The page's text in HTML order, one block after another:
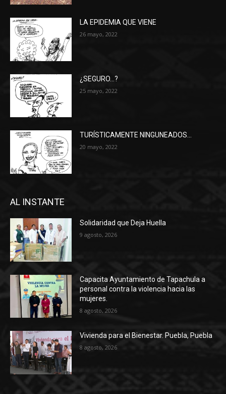
LA EPIDEMIA QUE VIENE
26 mayo, 2022
¿SEGURO…?
25 mayo, 2022
TURÍSTICAMENTE NINGUNEADOS…
20 mayo, 2022
AL INSTANTE
Solidaridad que Deja Huella
9 agosto, 2026
Capacita Ayuntamiento de Tapachula a
personal contra la violencia hacia las
mujeres.
8 agosto, 2026
Vivienda para el Bienestar. Puebla, Puebla
8 agosto, 2026